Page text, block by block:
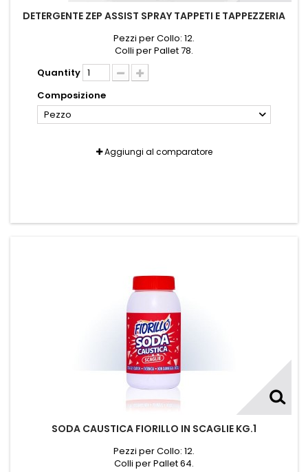
DETERGENTE ZEP ASSIST SPRAY TAPPETI E TAPPEZZERIA
Pezzi per Collo: 12.
Colli per Pallet 78.
Quantity
Composizione
Pezzo
Aggiungi al comparatore
SODA CAUSTICA FIORILLO IN SCAGLIE KG.1
Pezzi per Collo: 12.
Colli per Pallet 64.